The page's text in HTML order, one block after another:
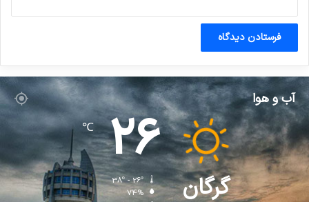
آب و هوا
گرگان
26
℃
38º - 26º
74%